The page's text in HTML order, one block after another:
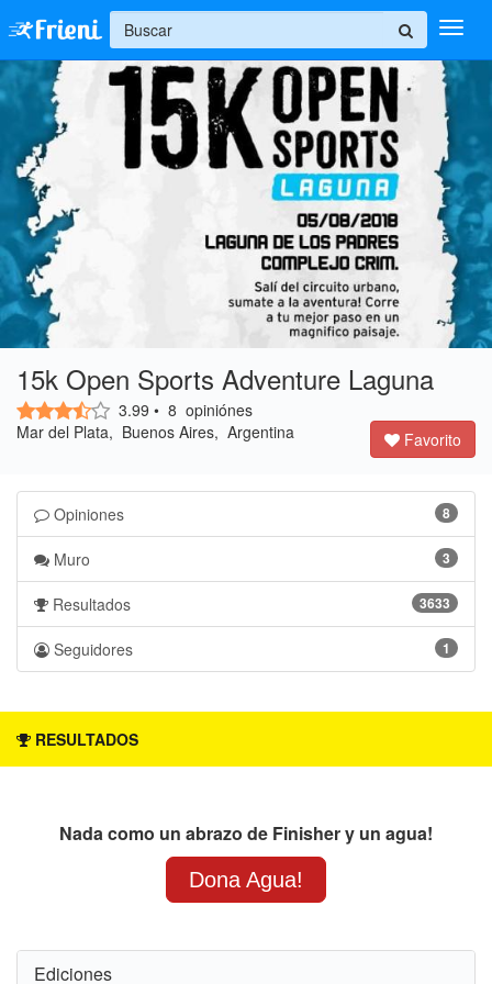
Ingresar
Inicio
Ayuda
+
15k Open Sports Adventure Laguna
3.99 • 8 opiniónes
Mar del Plata, Buenos Aires, Argentina
Favorito
8
Opiniones
3
Muro
3633
Resultados
1
Seguidores
RESULTADOS
Nada como un abrazo de Finisher y un agua!
Dona Agua!
Ediciones